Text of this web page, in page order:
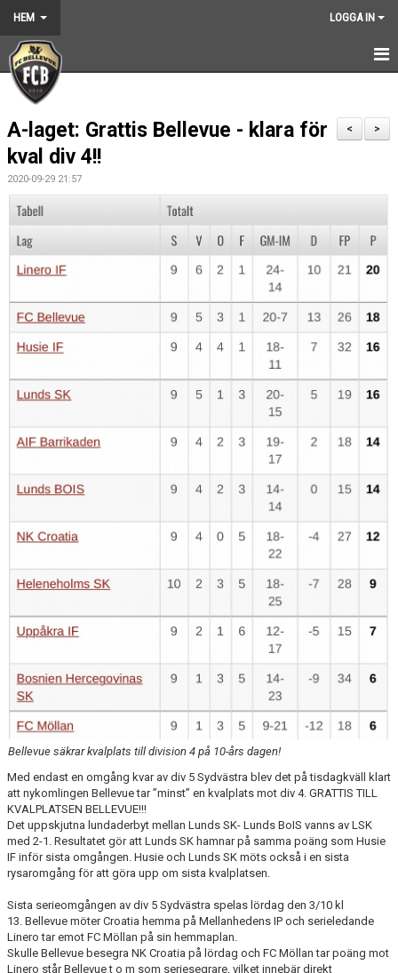
HEM LOGGA IN
HEM
NYHETER
GRUNDARNA
KONTAKT
KALENDER
BILDGALLERI
DOKUMENT
MEDLEMSKAP
KLÄDBESTÄLLNING
SPONSORER
PROVTRÄNING
SKADEBEHANDLING
FOTBOLLSCAMP 2026
SUPPORTERPRYLAR
GÅBOLL
PROJEKT
GYMKORT NORDIC WELLNESS
>
<
A-laget: Grattis Bellevue - klara för
kval div 4!!
2020-09-29 21:57
Bellevue säkrar kvalplats till division 4 på 10-års dagen!
Med endast en omgång kvar av div 5 Sydvästra blev det på tisdagkväll klart
att nykomlingen Bellevue tar ”minst” en kvalplats mot div 4. GRATTIS TILL
KVALPLATSEN BELLEVUE!!!
Det uppskjutna lundaderbyt mellan Lunds SK- Lunds BoIS vanns av LSK
med 2-1. Resultatet gör att Lunds SK hamnar på samma poäng som Husie
IF inför sista omgången. Husie och Lunds SK möts också i en sista
rysaromgång för att göra upp om sista kvalplatsen.
Sista serieomgången av div 5 Sydvästra spelas lördag den 3/10 kl
13. Bellevue möter Croatia hemma på Mellanhedens IP och serieledande
Linero tar emot FC Möllan på sin hemmaplan.
Skulle Bellevue besegra NK Croatia på lördag och FC Möllan tar poäng mot
Linero står Bellevue t o m som seriesegrare, vilket innebär direkt